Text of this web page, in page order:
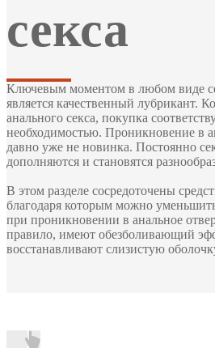
секса
Ключевым моментом в любом виде
является качественный лубрикант.
анального секса, покупка
необходимостью. Проникновение в
давно уже не новинка. Постоянно
дополняются и становятся
В этом разделе сосредоточены
благодаря которым можно
при проникновении в анальное
правило, имеют обезболивающий
восстанавливают слизистую